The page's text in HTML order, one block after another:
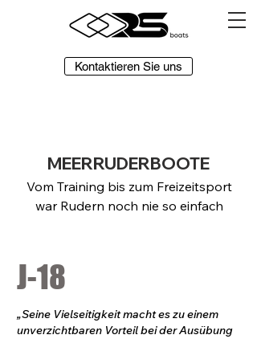
Kontaktieren Sie uns
MEERRUDERBOOTE
Vom Training bis zum Freizeitsport
war Rudern noch nie so einfach
J-18
„Seine Vielseitigkeit macht es zu einem
unverzichtbaren Vorteil bei der Ausübung